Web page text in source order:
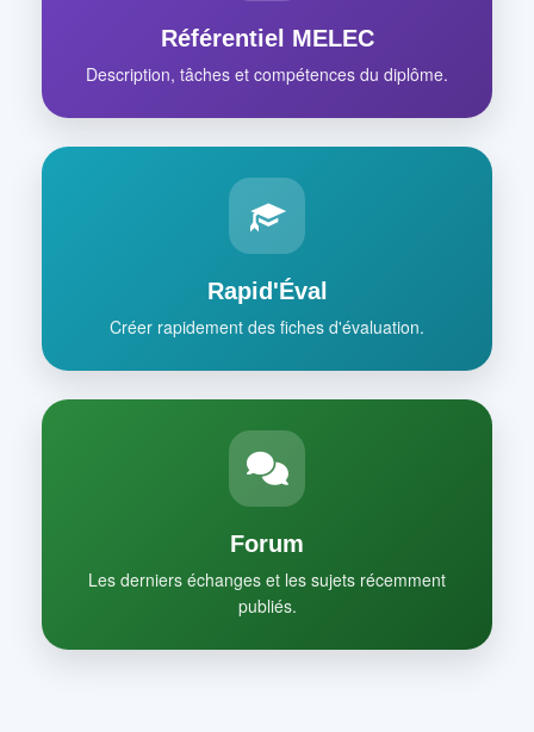
Référentiel MELEC
Description, tâches et compétences du diplôme.
Rapid'Éval
Créer rapidement des fiches d'évaluation.
Forum
Les derniers échanges et les sujets récemment
publiés.